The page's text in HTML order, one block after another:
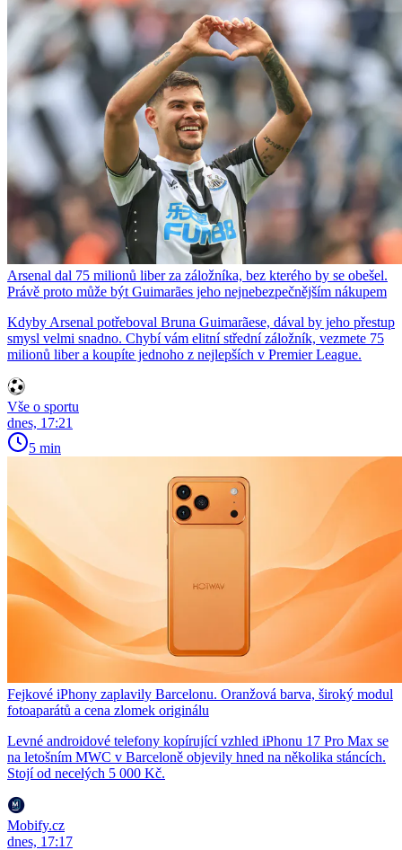
Arsenal dal 75 milionů liber za záložníka, bez kterého by se obešel.
Právě proto může být Guimarães jeho nejnebezpečnějším nákupem
Kdyby Arsenal potřeboval Bruna Guimarãese, dával by jeho přestup
smysl velmi snadno. Chybí vám elitní střední záložník, vezmete 75
milionů liber a koupíte jednoho z nejlepších v Premier League.
Vše o sportu
dnes, 17:21
5 min
Fejkové iPhony zaplavily Barcelonu. Oranžová barva, široký modul
fotoaparátů a cena zlomek originálu
Levné androidové telefony kopírující vzhled iPhonu 17 Pro Max se
na letošním MWC v Barceloně objevily hned na několika stáncích.
Stojí od necelých 5 000 Kč.
Mobify.cz
dnes, 17:17